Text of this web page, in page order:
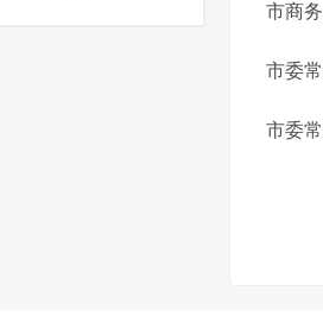
市商
市委
市委